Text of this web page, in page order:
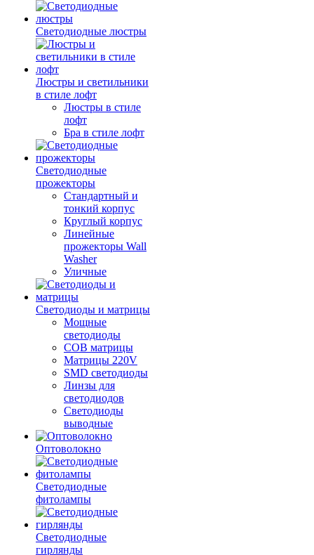
Светодиодные люстры
Люстры и светильники
в стиле лофт
Люстры в стиле
лофт
Бра в стиле лофт
Светодиодные
прожекторы
Стандартный и
тонкий корпус
Круглый корпус
Линейные
прожекторы Wall
Washer
Уличные
Светодиоды и матрицы
Мощные
светодиоды
COB матрицы
Матрицы 220V
SMD светодиоды
Линзы для
светодиодов
Светодиоды
выводные
Оптоволокно
Светодиодные
фитолампы
Светодиодные
гирлянды